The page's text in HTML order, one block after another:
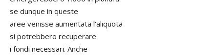
se dunque in queste
aree venisse aumentata l'aliquota
si potrebbero recuperare
i fondi necessari. Anche